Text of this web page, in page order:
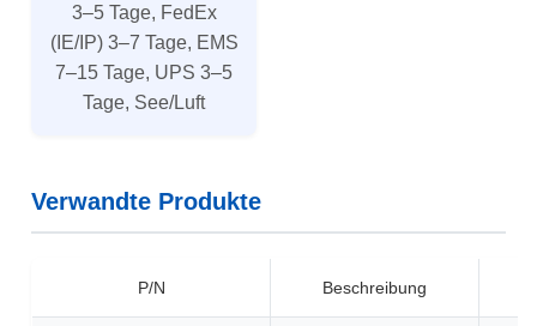
3–5 Tage, FedEx
(IE/IP) 3–7 Tage, EMS
7–15 Tage, UPS 3–5
Tage, See/Luft
Verwandte Produkte
P/N Beschreibung